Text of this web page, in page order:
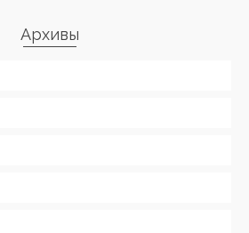
Архивы